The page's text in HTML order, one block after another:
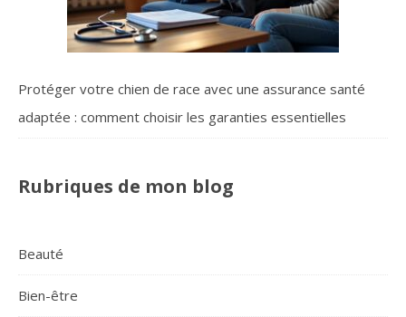
Protéger votre chien de race avec une assurance santé
adaptée : comment choisir les garanties essentielles
Rubriques de mon blog
Beauté
Bien-être